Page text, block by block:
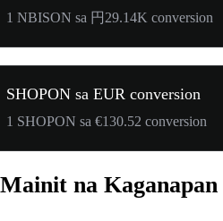
1 NBISON sa 円29.14K conversion
SHOPON sa EUR conversion
1 SHOPON sa €130.52 conversion
na Kaganapan